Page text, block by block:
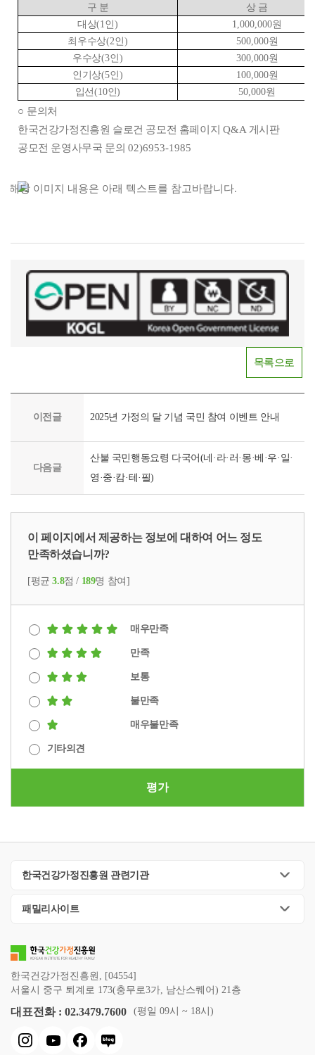
구 분
상 금
대상(1 인 ) 1,000,000원
최우수상(2인 ) 500,000원
우수상(3인 ) 300,000원
인기상(5인 ) 100,000원
입선 (10인) 50,000원
○ 문의처
한국건강가정진흥원 슬로건 공모전 홈페이지 Q&A 게시판
공모전 운영사무국 문의 02)6953-1985
공
~
내
운
을
표
건
-
전
화
번
호
를
기
목록으로
이전글 2025년 가정의 달 기념 국민 참여 이벤트 안내
다음글
산불 국민행동요령 다국어(네·라·러·몽·베·우·일·
영·중·캄·테·필)
이 페이지에서 제공하는 정보에 대하여 어느 정도
만족하셨습니까?
[평균3.8점 / 189명 참여]
매우만족
만족
보통
불만족
매우불만족
기타의견
평가
한국건강가정진흥원 관련기관
패밀리사이트
한국건강가정진흥원, [04554]
서울시 중구 퇴계로 173(충무로3가, 남산스퀘어) 21층
대표전화 : 02.3479.7600 (평일 09시 ~ 18시)